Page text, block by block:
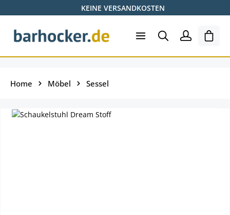
Zum Hauptinhalt springenKEINE VERSANDKOSTEN
Home Möbel Sessel